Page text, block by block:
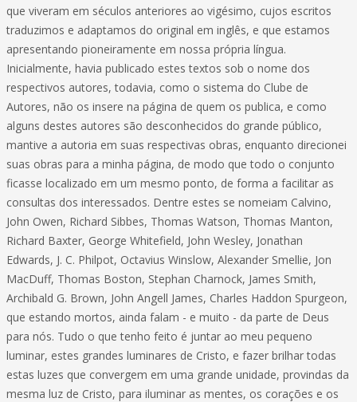
que viveram em séculos anteriores ao vigésimo, cujos escritos
traduzimos e adaptamos do original em inglês, e que estamos
apresentando pioneiramente em nossa própria língua.
Inicialmente, havia publicado estes textos sob o nome dos
respectivos autores, todavia, como o sistema do Clube de
Autores, não os insere na página de quem os publica, e como
alguns destes autores são desconhecidos do grande público,
mantive a autoria em suas respectivas obras, enquanto direcionei
suas obras para a minha página, de modo que todo o conjunto
ficasse localizado em um mesmo ponto, de forma a facilitar as
consultas dos interessados. Dentre estes se nomeiam Calvino,
John Owen, Richard Sibbes, Thomas Watson, Thomas Manton,
Richard Baxter, George Whitefield, John Wesley, Jonathan
Edwards, J. C. Philpot, Octavius Winslow, Alexander Smellie, Jon
MacDuff, Thomas Boston, Stephan Charnock, James Smith,
Archibald G. Brown, John Angell James, Charles Haddon Spurgeon,
que estando mortos, ainda falam - e muito - da parte de Deus
para nós. Tudo o que tenho feito é juntar ao meu pequeno
luminar, estes grandes luminares de Cristo, e fazer brilhar todas
estas luzes que convergem em uma grande unidade, provindas da
mesma luz de Cristo, para iluminar as mentes, os corações e os